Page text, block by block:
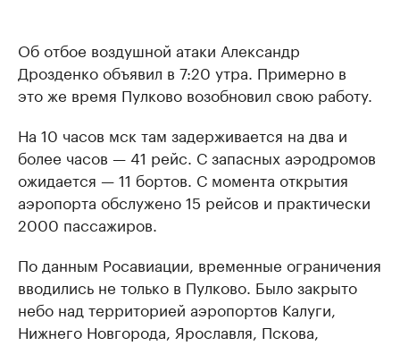
Об отбое воздушной атаки Александр
Дрозденко объявил в 7:20 утра. Примерно в
это же время Пулково возобновил свою работу.
На 10 часов мск там задерживается на два и
более часов — 41 рейс. С запасных аэродромов
ожидается — 11 бортов. С момента открытия
аэропорта обслужено 15 рейсов и практически
2000 пассажиров.
По данным Росавиации, временные ограничения
вводились не только в Пулково. Было закрыто
небо над территорией аэропортов Калуги,
Нижнего Новгорода, Ярославля, Пскова,